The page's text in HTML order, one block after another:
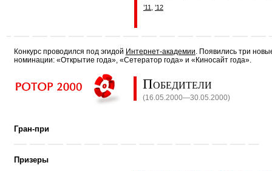
’11
’12
Конкурс проводился под эгидой Интернет-академии. Появились три
номинации: «Открытие года», «Сетератор года» и «Киносайт года».
Победители
(16.05.2000—30.05.2000)
Гран-при
Призеры